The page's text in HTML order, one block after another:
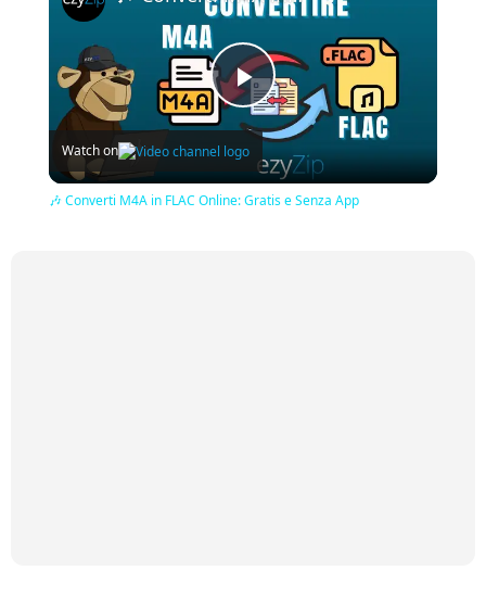
Play
Video
Watch on
🎶 Converti M4A in FLAC Online: Gratis e Senza App